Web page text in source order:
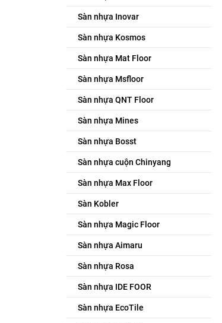
Sàn nhựa Inovar
Sàn nhựa Kosmos
Sàn nhựa Mat Floor
Sàn nhựa Msfloor
Sàn nhựa QNT Floor
Sàn nhựa Mines
Sàn nhựa Bosst
Sàn nhựa cuộn Chinyang
Sàn nhựa Max Floor
Sàn Kobler
Sàn nhựa Magic Floor
Sàn nhựa Aimaru
Sàn nhựa Rosa
Sàn nhựa IDE FOOR
Sàn nhựa EcoTile